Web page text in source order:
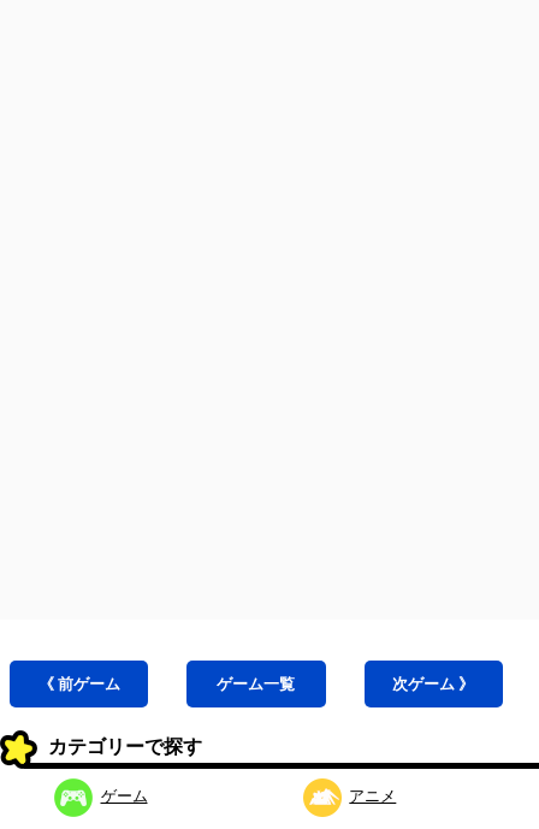
《 前ゲーム ゲーム一覧 次ゲーム 》
カテゴリーで探す
ゲーム アニメ